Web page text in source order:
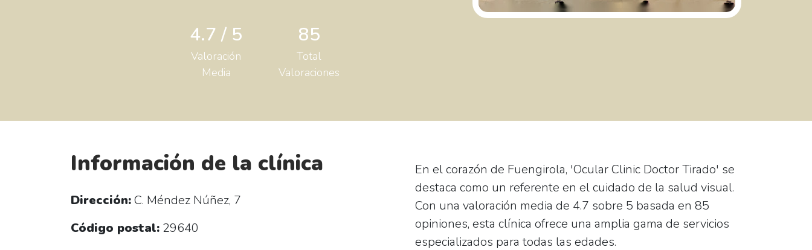
4.7 / 5
Valoración
Media
85
Total
Valoraciones
Información de la clínica
Dirección:C. Méndez Núñez, 7
Código postal: 29640
En el corazón de Fuengirola, 'Ocular Clinic Doctor Tirado' se
destaca como un referente en el cuidado de la salud visual.
Con una valoración media de 4.7 sobre 5 basada en 85
opiniones, esta clínica ofrece una amplia gama de servicios
especializados para todas las edades.